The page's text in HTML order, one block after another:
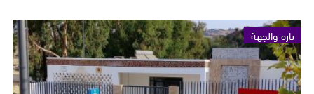
تازة والجهة